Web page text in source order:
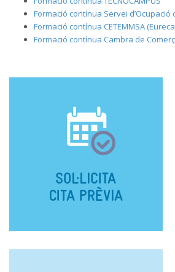
Formació contínua Servei d’Ocupació
Formació contínua CETEMMSA
Formació contínua Cambra de